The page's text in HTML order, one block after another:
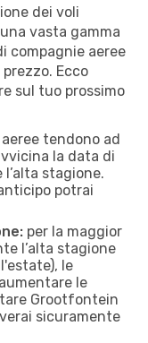
dei voli
vasta gamma
compagnie aeree
Ecco
sul tuo prossimo
tendono ad
la data di
stagione.
potrai
per la maggior
l’alta stagione
le
le
Grootfontein
sicuramente